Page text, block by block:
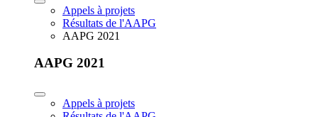
Appels à projets
Résultats de l'AAPG
AAPG 2021
AAPG 2021
Appels à projets